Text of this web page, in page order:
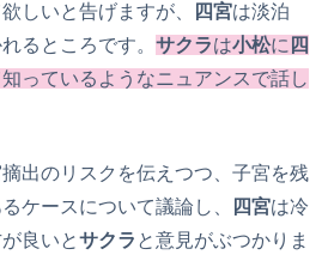
しいと告げますが、
四宮は淡泊
るところです。 サクラは小松に 四
っているようなニュアンスで話し
出のリスクを伝えつつ、子宮を残
ケースについて議論し、
四宮は冷
良いとサクラ と意見がぶつかりま